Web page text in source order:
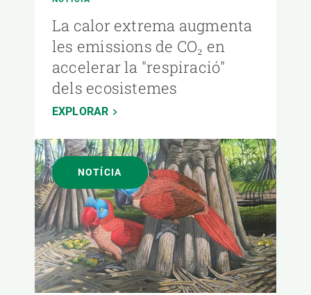
La calor extrema augmenta
les emissions de CO₂ en
accelerar la "respiració"
dels ecosistemes
EXPLORAR
NOTÍCIA